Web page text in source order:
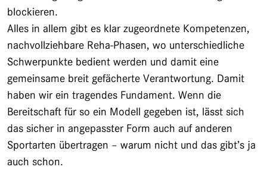
blockieren.
Alles in allem gibt es klar zugeordnete Kompetenzen,
nachvollziehbare Reha-Phasen, wo unterschiedliche
Schwerpunkte bedient werden und damit eine
gemeinsame breit gefächerte Verantwortung. Damit
haben wir ein tragendes Fundament. Wenn die
Bereitschaft für so ein Modell gegeben ist, lässt sich
das sicher in angepasster Form auch auf anderen
Sportarten übertragen – warum nicht und das gibt’s ja
auch schon.